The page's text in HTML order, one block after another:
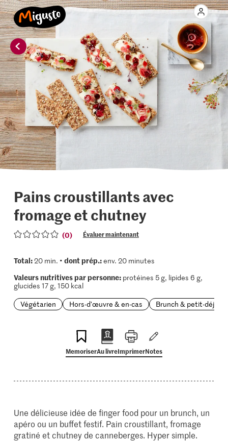
Pains croustillants avec
fromage et chutney
(0) Évaluer maintenant
Total:20 min. • dont prép.:env. 20 minutes
Valeurs nutritives par personne:protéines 5 g, lipides 6 g,
glucides 17 g, 150 kcal
Végétarien
Hors-d'œuvre & en-cas Brunch & petit-
MemoriserAu livreImprimerNotes
Une délicieuse idée de finger food pour un brunch, un
apéro ou un buffet festif. Pain croustillant, fromage
gratiné et chutney de canneberges. Hyper simple.